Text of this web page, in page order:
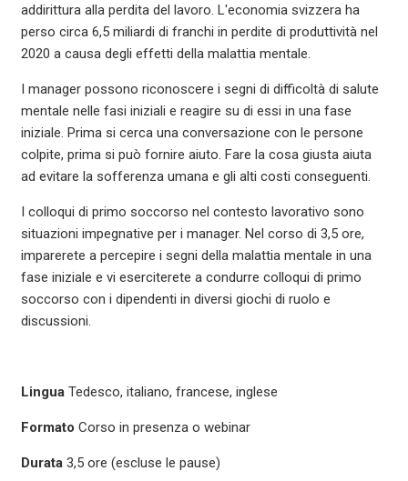
addirittura alla perdita del lavoro. L'economia svizzera ha
perso circa 6,5 miliardi di franchi in perdite di produttività nel
2020 a causa degli effetti della malattia mentale.
I manager possono riconoscere i segni di difficoltà di salute
mentale nelle fasi iniziali e reagire su di essi in una fase
iniziale. Prima si cerca una conversazione con le persone
colpite, prima si può fornire aiuto. Fare la cosa giusta aiuta
ad evitare la sofferenza umana e gli alti costi conseguenti.
I colloqui di primo soccorso nel contesto lavorativo sono
situazioni impegnative per i manager. Nel corso di 3,5 ore,
imparerete a percepire i segni della malattia mentale in una
fase iniziale e vi eserciterete a condurre colloqui di primo
soccorso con i dipendenti in diversi giochi di ruolo e
discussioni.
LinguaTedesco, italiano, francese, inglese
Formato Corso in presenza o webinar
Durata 3,5 ore (escluse le pause)